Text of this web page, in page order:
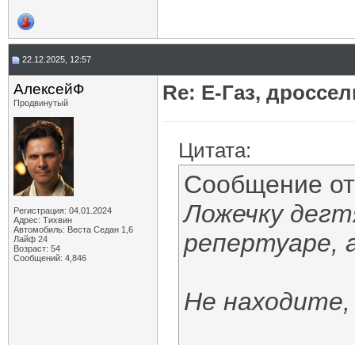
22.12.2025, 12:57
АлексейФ
Продвинутый
Регистрация: 04.01.2024
Адрес: Тихвин
Автомобиль: Веста Седан 1,6
Лайф 24
Возраст: 54
Сообщений: 4,846
Re: Е-Газ,
Цитата:
Сообщение
Ложечку
репертуаре,
Не